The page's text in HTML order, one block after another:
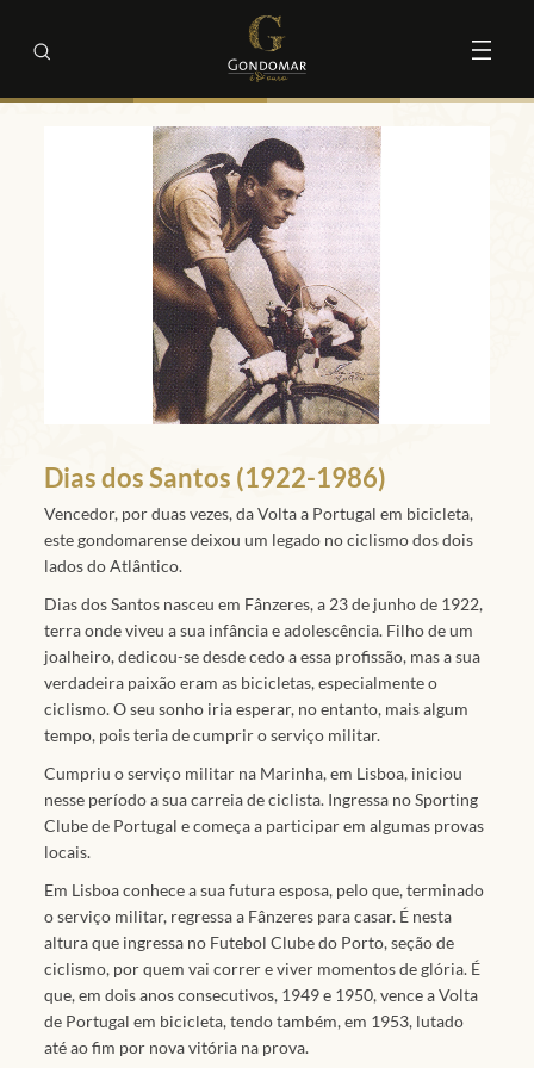
Dias dos Santos (1922-1986)
Vencedor, por duas vezes, da Volta a Portugal em bicicleta,
este gondomarense deixou um legado no ciclismo dos dois
lados do Atlântico.
Dias dos Santos nasceu em Fânzeres, a 23 de junho de 1922,
terra onde viveu a sua infância e adolescência. Filho de um
joalheiro, dedicou-se desde cedo a essa profissão, mas a sua
verdadeira paixão eram as bicicletas, especialmente o
ciclismo. O seu sonho iria esperar, no entanto, mais algum
tempo, pois teria de cumprir o serviço militar.
Cumpriu o serviço militar na Marinha, em Lisboa, iniciou
nesse período a sua carreia de ciclista. Ingressa no Sporting
Clube de Portugal e começa a participar em algumas provas
locais.
Em Lisboa conhece a sua futura esposa, pelo que, terminado
o serviço militar, regressa a Fânzeres para casar. É nesta
altura que ingressa no Futebol Clube do Porto, seção de
ciclismo, por quem vai correr e viver momentos de glória. É
que, em dois anos consecutivos, 1949 e 1950, vence a Volta
de Portugal em bicicleta, tendo também, em 1953, lutado
até ao fim por nova vitória na prova.